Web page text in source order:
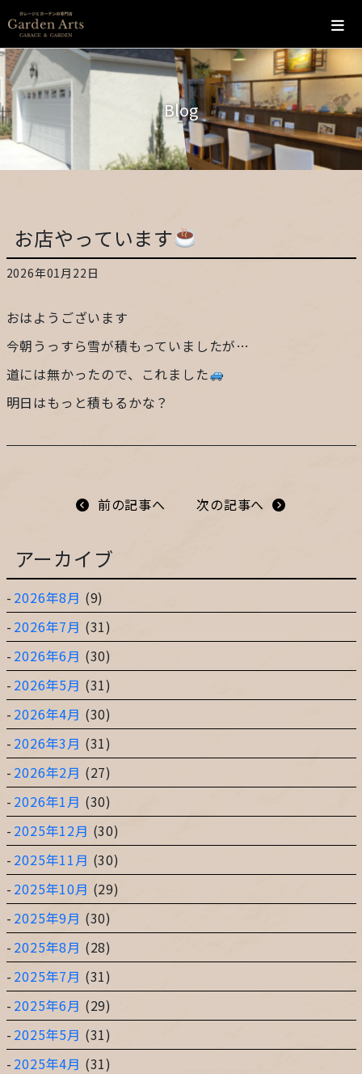
ホーム
会社概要
こだわり
施工実績
お問い合わせ
片田舎の小さなカフェ ガーデンアーツ
Blog
お店やっています
2026年01月22日
おはようございます
今朝うっすら雪が積もっていましたが…
道には無かったので、これました
明日はもっと積もるかな？
前の記事へ 次の記事へ
アーカイブ
2026年8月 (9)
2026年7月 (31)
2026年6月 (30)
2026年5月 (31)
2026年4月 (30)
2026年3月 (31)
2026年2月 (27)
2026年1月 (30)
2025年12月 (30)
2025年11月 (30)
2025年10月 (29)
2025年9月 (30)
2025年8月 (28)
2025年7月 (31)
2025年6月 (29)
2025年5月 (31)
2025年4月 (31)